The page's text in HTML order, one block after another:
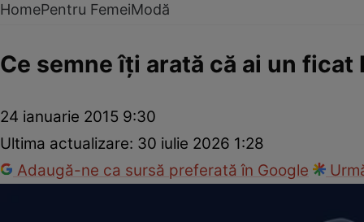
HomePentru FemeiModă
Ce semne îţi arată că ai un ficat
24 ianuarie 2015 9:30
Ultima actualizare: 30 iulie 2026 1:28
Adaugă-ne ca sursă preferată în Google